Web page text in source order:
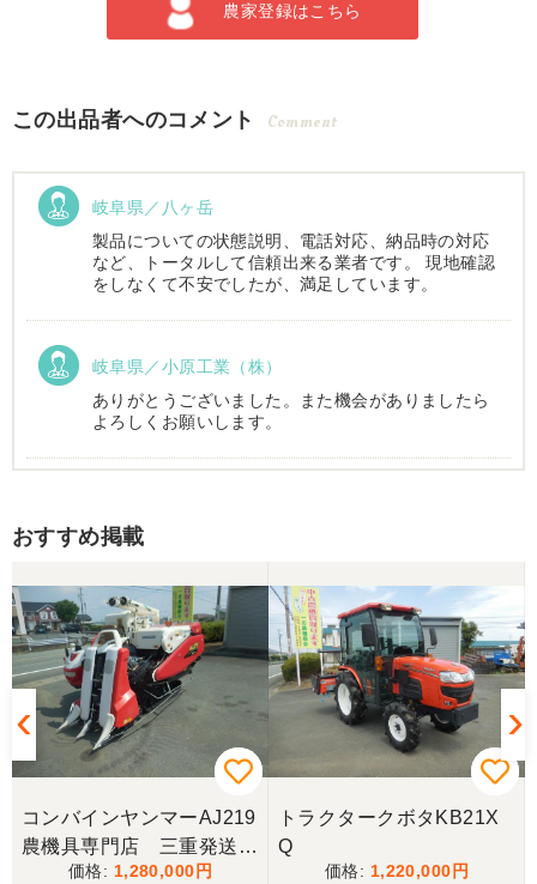
農家登録はこちら
この出品者へのコメント Comment
岐阜県／八ヶ岳
製品についての状態説明、電話対応、納品時の対応
など、トータルして信頼出来る業者です。 現地確認
をしなくて不安でしたが、満足しています。
岐阜県／小原工業（株）
ありがとうございました。また機会がありましたら
よろしくお願いします。
西川さま。電話対応から自社納車まで丁寧で信頼で
きる方です。農機はまたこちらで購入したいです。
岐阜県／
完璧に整備されており、対応も親切で丁寧。配送ま
で自社で対応してくださり本当にありがとうござい
ました。次回もこちらで購入させて頂きます。
今回もしっかり整備整備をしてくださり安心です大
事に長く使わせていただきますありがとうございま
す
おすすめ掲載
コンバインヤンマーAJ219
農機具専門店 三重発送整
備済み
1,280,000
トラクタークボタKB21X
Q
1,220,000